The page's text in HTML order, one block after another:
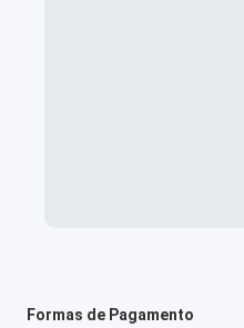
Formas de Pagamento